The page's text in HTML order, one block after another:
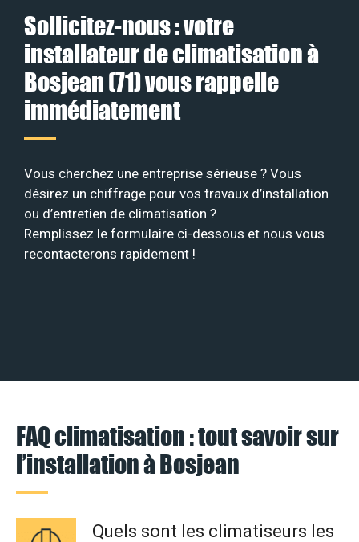
Sollicitez-nous : votre
installateur de climatisation à
Bosjean (71) vous rappelle
immédiatement
Vous cherchez une entreprise sérieuse ? Vous
désirez un chiffrage pour vos travaux d’installation
ou d’entretien de climatisation ?
Remplissez le formulaire ci-dessous et nous vous
recontacterons rapidement !
FAQ climatisation : tout savoir sur
l’installation à Bosjean
Quels sont les climatiseurs les